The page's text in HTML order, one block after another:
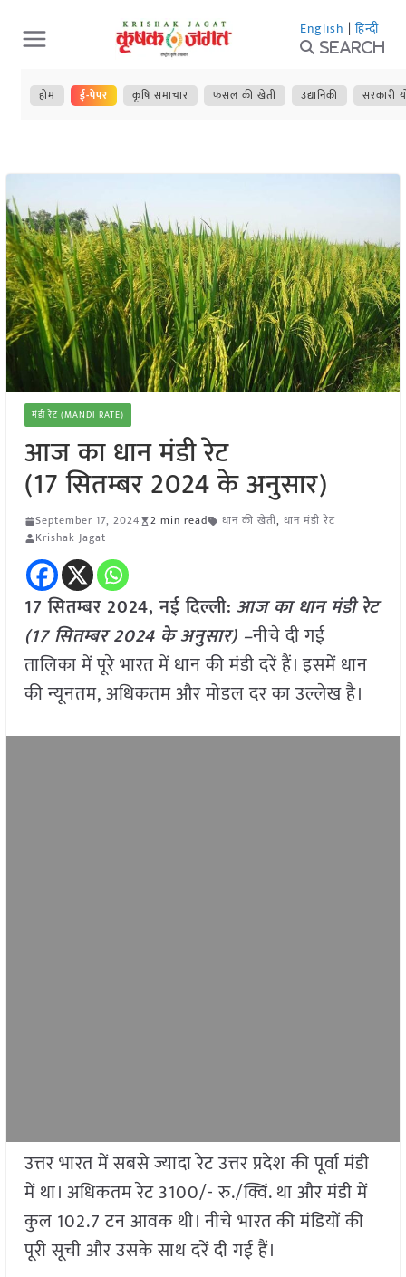
Skip
to
content
English | हिन्दी
Search
होम ई-पेपर कृषि समाचार फसल की खेती उद्यानिकी सरकारी
मंडी रेट (MANDI RATE)
आज का धान मंडी रेट
(17 सितम्बर 2024 के अनुसार)
September 17, 2024 2 min read धान की खेती, धान मंडी रेट
Krishak Jagat
17 सितम्बर 2024, नई दिल्ली: आज का धान मंडी रेट
(17 सितम्बर 2024 के अनुसार) –नीचे दी गई
तालिका में पूरे भारत में धान की मंडी दरें हैं। इसमें धान
की न्यूनतम, अधिकतम और मोडल दर का उल्लेख है।
उत्तर भारत में सबसे ज्यादा रेट उत्तर प्रदेशकी पूर्वा मंडी
में था। अधिकतम रेट 3100/- रु./क्विं. था और मंडी में
कुल 102.7 टन आवक थी। नीचे भारत की मंडियों की
पूरी सूची और उसके साथ दरें दी गई हैं।